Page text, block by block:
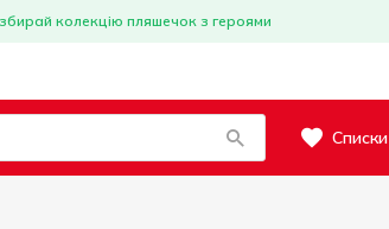
колекцію пляшечок з героями
Списки